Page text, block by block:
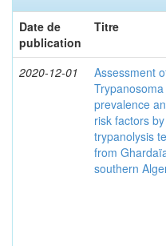
Date de
publication
Titre
2020-12-01
Assessment
prevalence
risk factors
trypanolysis
from
southern